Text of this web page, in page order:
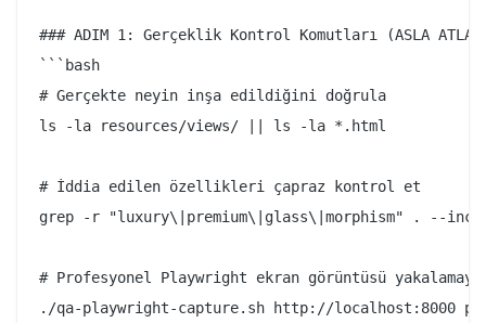
### ADIM 1: Gerçeklik Kontrol Komutları (ASLA
```bash
# Gerçekte neyin inşa edildiğini doğrula
ls -la resources/views/ || ls -la *.html
# İddia edilen özellikleri çapraz kontrol et
grep -r "luxury\|premium\|glass\|morphism" . --
# Profesyonel Playwright ekran görüntüsü